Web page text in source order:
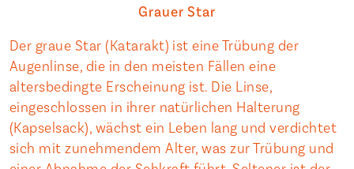
Grauer Star
Der graue Star (Katarakt) ist eine Trübung der
Augenlinse, die in den meisten Fällen eine
altersbedingte Erscheinung ist. Die Linse,
eingeschlossen in ihrer natürlichen Halterung
(Kapselsack), wächst ein Leben lang und verdichtet
sich mit zunehmendem Alter, was zur Trübung und